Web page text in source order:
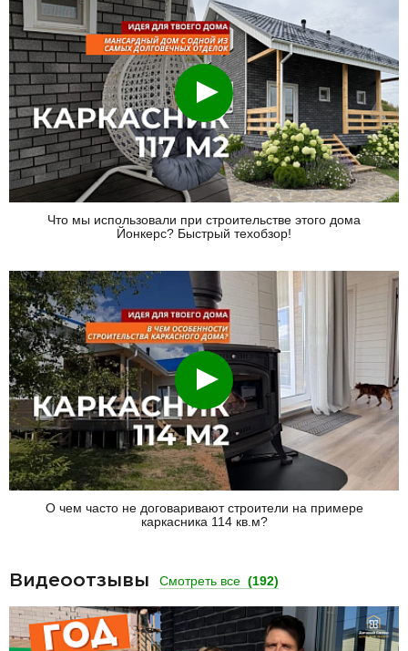
Смотреть
Что мы использовали при строительстве этого дома
Йонкерс? Быстрый техобзор!
Смотреть
О чем часто не договаривают строители на примере
каркасника 114 кв.м?
Видеоотзывы Смотреть все (192)